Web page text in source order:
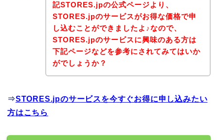
記STORES.jpの公式ページより、
STORES.jpのサービスがお得な価格で申
し込むことができましたよ♪なので、
STORES.jpのサービスに興味のある方は
下記ページなどを参考にされてみてはいか
がでしょうか？
⇒STORES.jpのサービスを今すぐお得に申し込みたい
方はこちら